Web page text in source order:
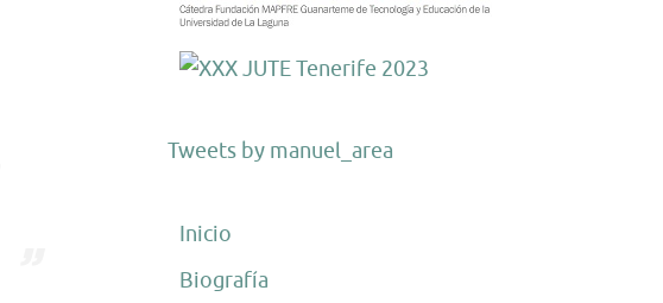
Tweets by manuel_area
Inicio
Biografía